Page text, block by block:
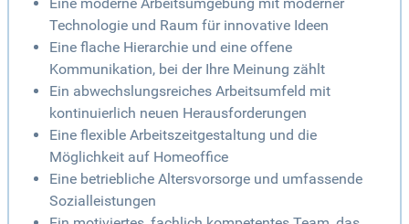
Eine moderne Arbeitsumgebung mit moderner
Technologie und Raum für innovative Ideen
Eine flache Hierarchie und eine offene
Kommunikation, bei der Ihre Meinung zählt
Ein abwechslungsreiches Arbeitsumfeld mit
kontinuierlich neuen Herausforderungen
Eine flexible Arbeitszeitgestaltung und die
Möglichkeit auf Homeoffice
Eine betriebliche Altersvorsorge und umfassende
Sozialleistungen